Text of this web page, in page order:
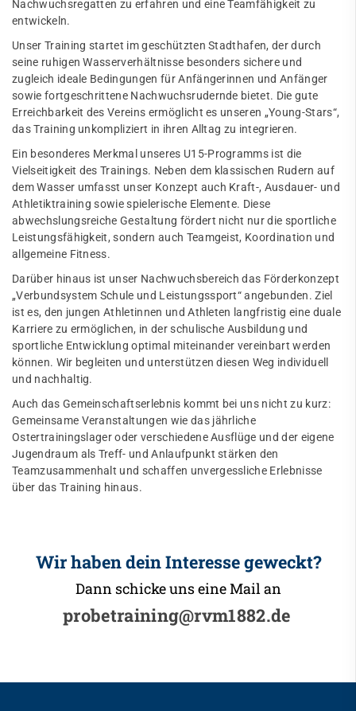
Nachwuchsregatten zu erfahren und eine Teamfähigkeit zu
entwickeln.
Unser Training startet im geschützten Stadthafen, der durch
seine ruhigen Wasserverhältnisse besonders sichere und
zugleich ideale Bedingungen für Anfängerinnen und Anfänger
sowie fortgeschrittene Nachwuchsrudernde bietet. Die gute
Erreichbarkeit des Vereins ermöglicht es unseren „Young-Stars“,
das Training unkompliziert in ihren Alltag zu integrieren.
Ein besonderes Merkmal unseres U15-Programms ist die
Vielseitigkeit des Trainings. Neben dem klassischen Rudern auf
dem Wasser umfasst unser Konzept auch Kraft-, Ausdauer- und
Athletiktraining sowie spielerische Elemente. Diese
abwechslungsreiche Gestaltung fördert nicht nur die sportliche
Leistungsfähigkeit, sondern auch Teamgeist, Koordination und
allgemeine Fitness.
Darüber hinaus ist unser Nachwuchsbereich das Förderkonzept
„Verbundsystem Schule und Leistungssport“ angebunden. Ziel
ist es, den jungen Athletinnen und Athleten langfristig eine duale
Karriere zu ermöglichen, in der schulische Ausbildung und
sportliche Entwicklung optimal miteinander vereinbart werden
können. Wir begleiten und unterstützen diesen Weg individuell
und nachhaltig.
Auch das Gemeinschaftserlebnis kommt bei uns nicht zu kurz:
Gemeinsame Veranstaltungen wie das jährliche
Ostertrainingslager oder verschiedene Ausflüge und der eigene
Jugendraum als Treff- und Anlaufpunkt stärken den
Teamzusammenhalt und schaffen unvergessliche Erlebnisse
über das Training hinaus.
Wir haben dein Interesse geweckt?
Dann schicke uns eine Mail an
probetraining@rvm1882.de